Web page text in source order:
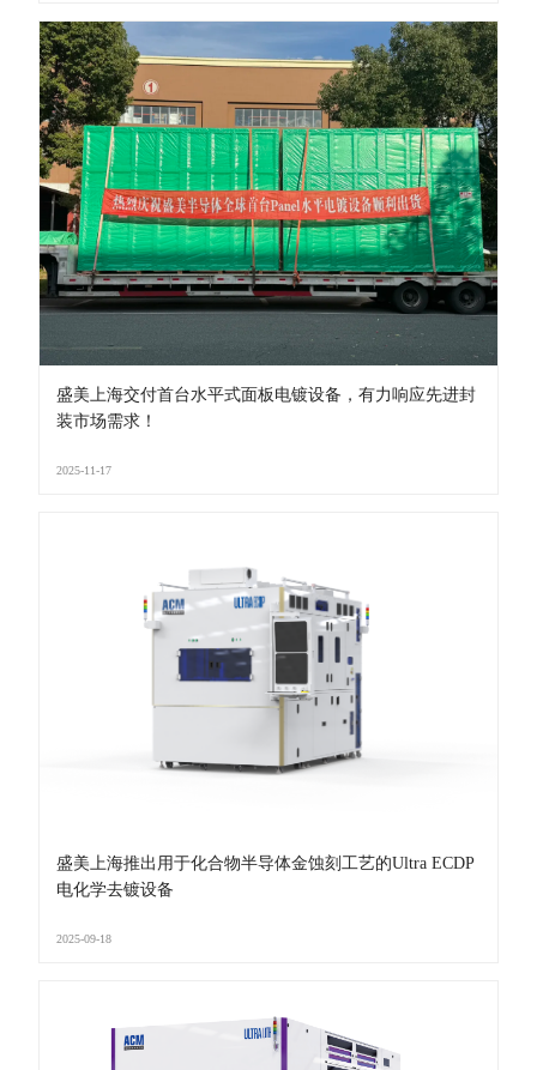
盛美上海交付首台水平式面板电镀设备，有力响应先进封
装市场需求！
2025-11-17
盛美上海推出用于化合物半导体金蚀刻工艺的Ultra ECDP
电化学去镀设备
2025-09-18